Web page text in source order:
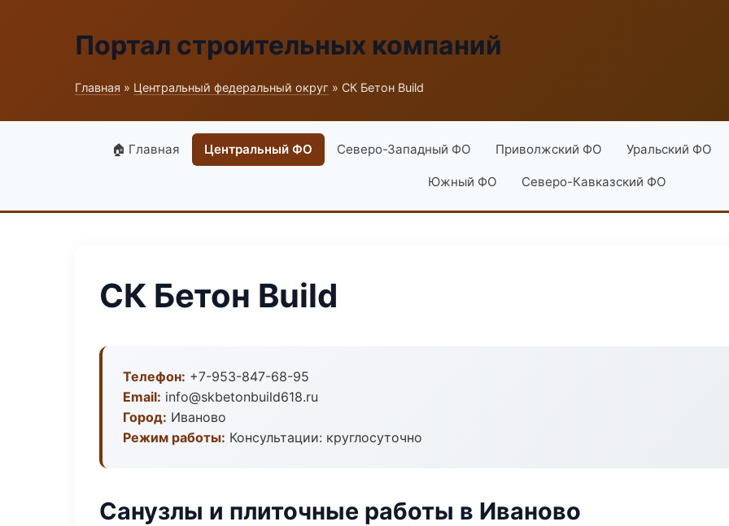
Портал строительных компаний
Главная » Центральный федеральный округ » СК Бетон Build
🏠 Главная Центральный ФО Северо-Западный ФО Приволжский ФО Уральский ФО
Южный ФО Северо-Кавказский ФО
СК Бетон Build
Телефон: +7-953-847-68-95
Email: info@skbetonbuild618.ru
Город: Иваново
Режим работы: Консультации: круглосуточно
Санузлы и плиточные работы в Иваново